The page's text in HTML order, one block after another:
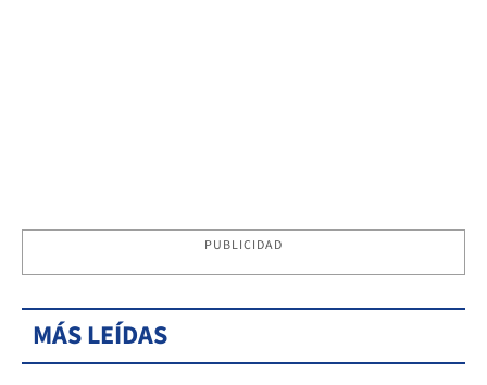
PUBLICIDAD
MÁS LEÍDAS